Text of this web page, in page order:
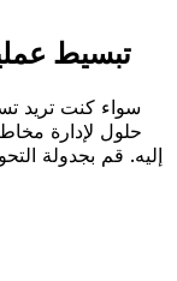
تبسيط
سواء كنت تريد
حلول لإدارة